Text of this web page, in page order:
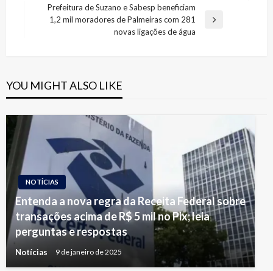
Post
Next
Prefeitura de Suzano e Sabesp beneficiam
1,2 mil moradores de Palmeiras com 281
novas ligações de água
YOU MIGHT ALSO LIKE
NOTÍCIAS
Entenda a nova regra da Receita Federal sobre
transações acima de R$ 5 mil no Pix; leia
perguntas e respostas
Notícias 9 de janeiro de 2025